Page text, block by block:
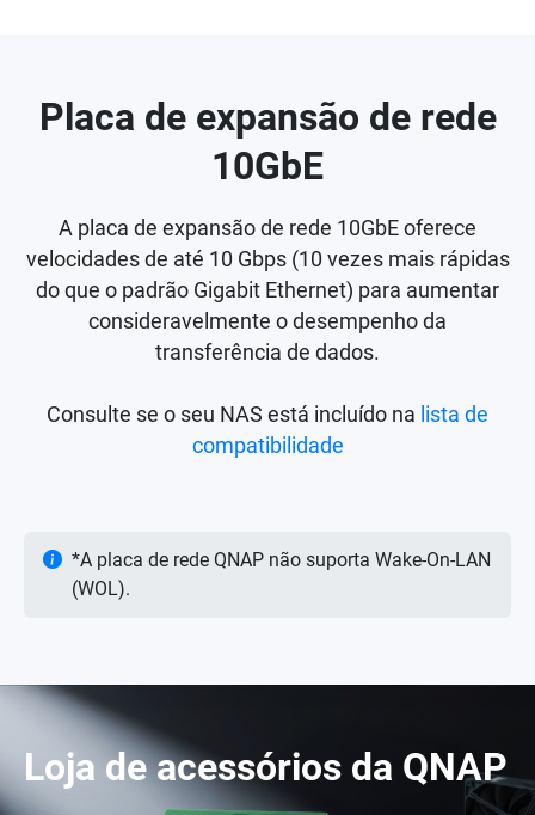
Placa de expansão de rede
10GbE
A placa de expansão de rede 10GbE oferece
velocidades de até 10 Gbps (10 vezes mais rápidas
do que o padrão Gigabit Ethernet) para aumentar
consideravelmente o desempenho da
transferência de dados.
Consulte se o seu NAS está incluído na lista de
compatibilidade
*A placa de rede QNAP não suporta Wake-On-LAN
(WOL).
Loja de acessórios da QNAP